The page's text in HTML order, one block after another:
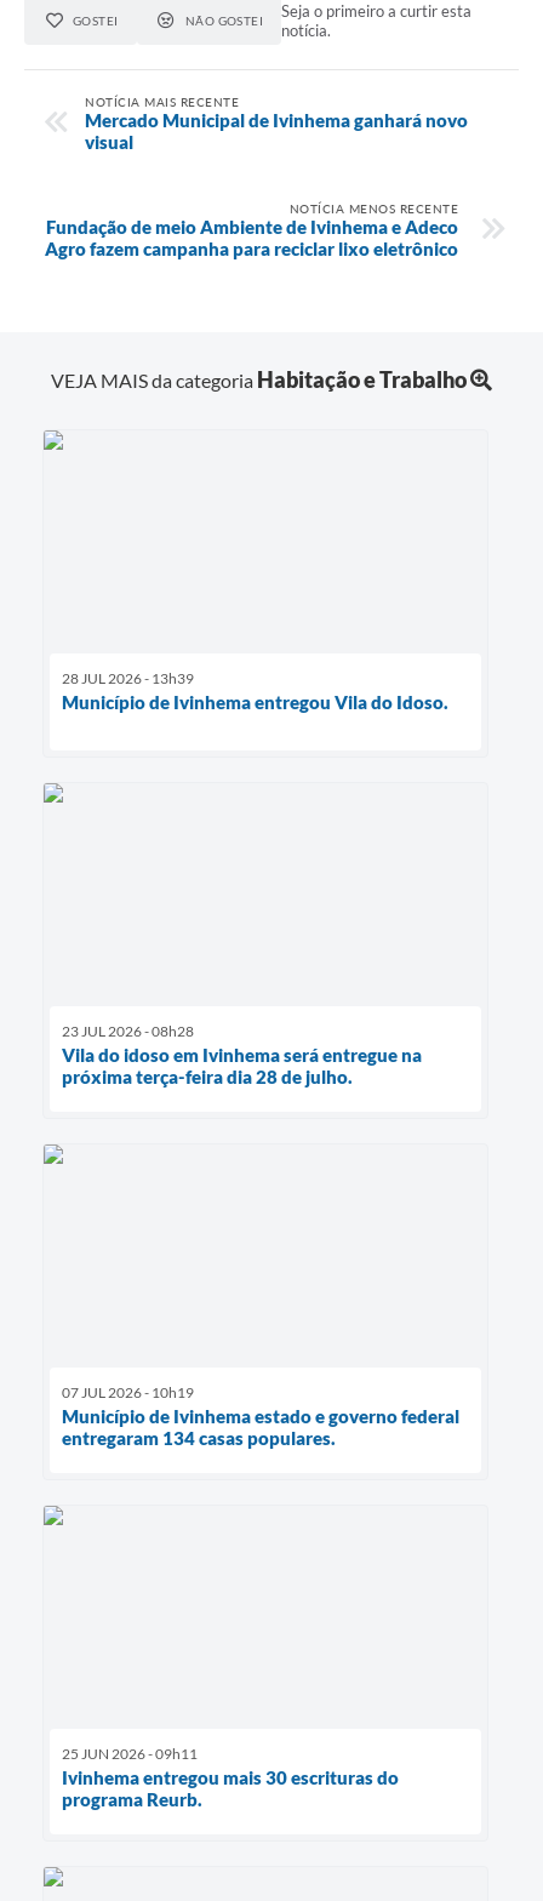
GOSTEI NÃO GOSTEI
Seja o primeiro a curtir esta
notícia.
NOTÍCIA MAIS RECENTE
Mercado Municipal de Ivinhema ganhará novo
visual
NOTÍCIA MENOS RECENTE
Fundação de meio Ambiente de Ivinhema e Adeco
Agro fazem campanha para reciclar lixo eletrônico
VEJA MAIS da categoria Habitação e Trabalho
28 JUL 2026 - 13h39
Município de Ivinhema entregou Vila do Idoso.
23 JUL 2026 - 08h28
Vila do idoso em Ivinhema será entregue na
próxima terça-feira dia 28 de julho.
07 JUL 2026 - 10h19
Município de Ivinhema estado e governo federal
entregaram 134 casas populares.
25 JUN 2026 - 09h11
Ivinhema entregou mais 30 escrituras do
programa Reurb.